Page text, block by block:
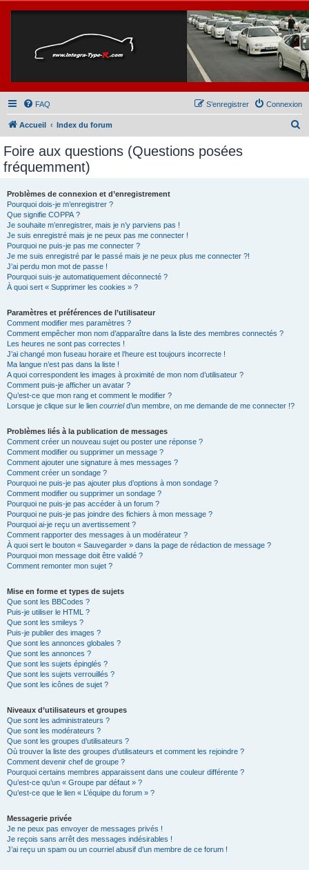
FAQ Connexion
S’enregistrer
Accueil Index du forum
Foire aux questions (Questions posées
fréquemment)
Problèmes de connexion et d’enregistrement
Pourquoi dois-je m’enregistrer ?
Que signifie COPPA ?
Je souhaite m’enregistrer, mais je n’y parviens pas !
Je suis enregistré mais je ne peux pas me connecter !
Pourquoi ne puis-je pas me connecter ?
Je me suis enregistré par le passé mais je ne peux plus me connecter ?!
J’ai perdu mon mot de passe !
Pourquoi suis-je automatiquement déconnecté ?
À quoi sert « Supprimer les cookies » ?
Paramètres et préférences de l’utilisateur
Comment modifier mes paramètres ?
Comment empêcher mon nom d’apparaître dans la liste des membres connectés ?
Les heures ne sont pas correctes !
J’ai changé mon fuseau horaire et l’heure est toujours incorrecte !
Ma langue n’est pas dans la liste !
A quoi correspondent les images à proximité de mon nom d’utilisateur ?
Comment puis-je afficher un avatar ?
Qu’est-ce que mon rang et comment le modifier ?
Lorsque je clique sur le lien courrield’un membre, on me demande de me connecter !?
Problèmes liés à la publication de messages
Comment créer un nouveau sujet ou poster une réponse ?
Comment modifier ou supprimer un message ?
Comment ajouter une signature à mes messages ?
Comment créer un sondage ?
Pourquoi ne puis-je pas ajouter plus d’options à mon sondage ?
Comment modifier ou supprimer un sondage ?
Pourquoi ne puis-je pas accéder à un forum ?
Pourquoi ne puis-je pas joindre des fichiers à mon message ?
Pourquoi ai-je reçu un avertissement ?
Comment rapporter des messages à un modérateur ?
À quoi sert le bouton « Sauvegarder » dans la page de rédaction de message ?
Pourquoi mon message doit être validé ?
Comment remonter mon sujet ?
Mise en forme et types de sujets
Que sont les BBCodes ?
Puis-je utiliser le HTML ?
Que sont les smileys ?
Puis-je publier des images ?
Que sont les annonces globales ?
Que sont les annonces ?
Que sont les sujets épinglés ?
Que sont les sujets verrouillés ?
Que sont les icônes de sujet ?
Niveaux d’utilisateurs et groupes
Que sont les administrateurs ?
Que sont les modérateurs ?
Que sont les groupes d’utilisateurs ?
Où trouver la liste des groupes d’utilisateurs et comment les rejoindre ?
Comment devenir chef de groupe ?
Pourquoi certains membres apparaissent dans une couleur différente ?
Qu’est-ce qu’un « Groupe par défaut » ?
Qu’est-ce que le lien « L’équipe du forum » ?
Messagerie privée
Je ne peux pas envoyer de messages privés !
Je reçois sans arrêt des messages indésirables !
J’ai reçu un spam ou un courriel abusif d’un membre de ce forum !